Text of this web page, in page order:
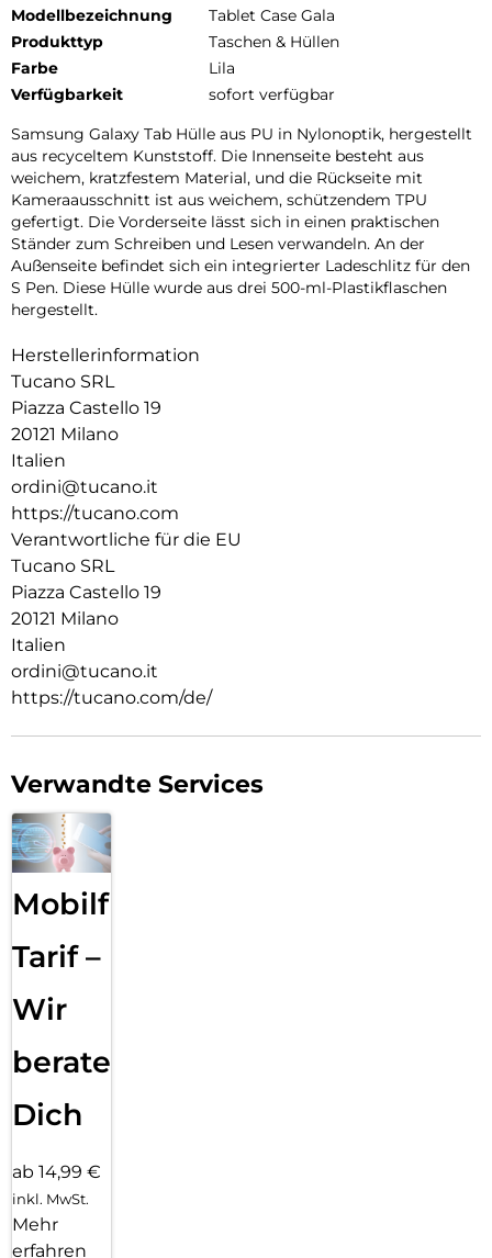
Modellbezeichnung
Tablet Case Gala
Produkttyp
Taschen & Hüllen
Farbe
Lila
Verfügbarkeit
sofort verfügbar
Samsung Galaxy Tab Hülle aus PU in Nylonoptik, hergestellt
aus recyceltem Kunststoff. Die Innenseite besteht aus
weichem, kratzfestem Material, und die Rückseite mit
Kameraausschnitt ist aus weichem, schützendem TPU
gefertigt. Die Vorderseite lässt sich in einen praktischen
Ständer zum Schreiben und Lesen verwandeln. An der
Außenseite befindet sich ein integrierter Ladeschlitz für den
S Pen. Diese Hülle wurde aus drei 500-ml-Plastikflaschen
hergestellt.
Herstellerinformation
Tucano SRL
Piazza Castello 19
20121 Milano
Italien
ordini@tucano.it
https://tucano.com
Verantwortliche für die EU
Tucano SRL
Piazza Castello 19
20121 Milano
Italien
ordini@tucano.it
https://tucano.com/de/
Verwandte Services
Mobilfunk
Tarif –
Wir
beraten
Dich
ab 14,99 €
inkl. MwSt.
Mehr
erfahren